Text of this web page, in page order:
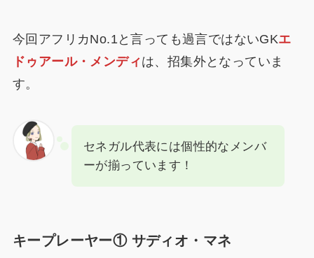
今回アフリカNo.1と言っても過言ではないGKエ
ドゥアール・メンディは、招集外となっていま
す。
セネガル代表には個性的なメンバ
ーが揃っています！
キープレーヤー① サディオ・マネ